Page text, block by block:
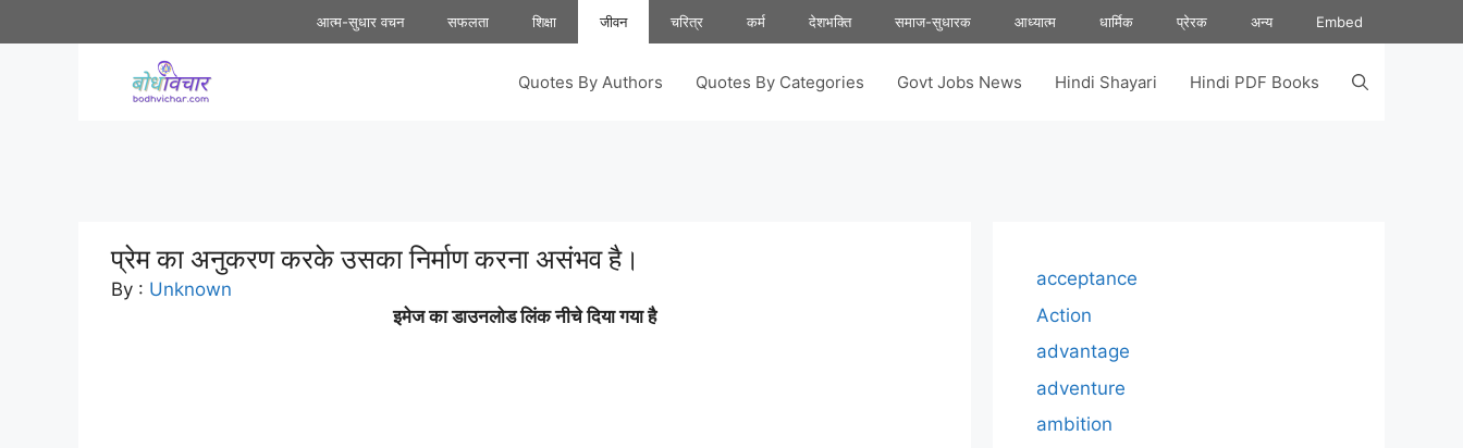
to
आत्म-सुधार वचन सफलता शिक्षा जीवन चरित्र कर्म देशभक्ति समाज-सुधारक आध्यात्म धार्मिक प्रेरक अन्य Embed
Quotes By Authors Quotes By Categories Govt Jobs News Hindi Shayari Hindi PDF Books
प्रेम का अनुकरण करके उसका निर्माण करना असंभव है।
By : Unknown
इमेज का डाउनलोड लिंक नीचे दिया गया है
acceptance
Action
advantage
adventure
ambition